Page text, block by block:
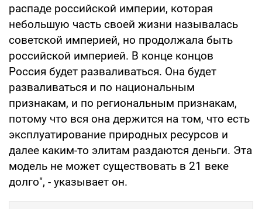
распаде российской империи, которая
небольшую часть своей жизни называлась
советской империей, но продолжала быть
российской империей. В конце концов
Россия будет разваливаться. Она будет
разваливаться и по национальным
признакам, и по региональным признакам,
потому что вся она держится на том, что есть
эксплуатирование природных ресурсов и
далее каким-то элитам раздаются деньги. Эта
модель не может существовать в 21 веке
долго", - указывает он.